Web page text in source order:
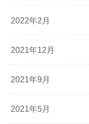
2022年2月
2021年12月
2021年9月
2021年5月